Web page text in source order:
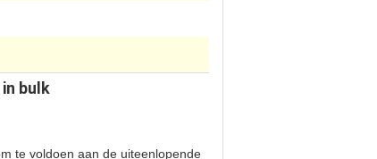
bulk
te voldoen aan de uiteenlopende